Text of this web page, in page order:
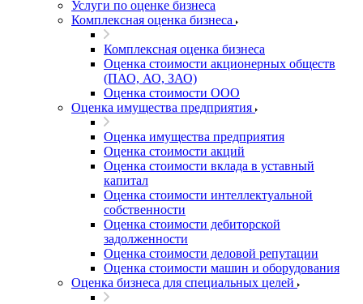
Услуги по оценке бизнеса
Комплексная оценка бизнеса
Комплексная оценка бизнеса
Оценка стоимости акционерных обществ
(ПАО, АО, ЗАО)
Оценка стоимости ООО
Оценка имущества предприятия
Оценка имущества предприятия
Оценка стоимости акций
Оценка стоимости вклада в уставный
капитал
Оценка стоимости интеллектуальной
собственности
Оценка стоимости дебиторской
задолженности
Оценка стоимости деловой репутации
Оценка стоимости машин и оборудования
Оценка бизнеса для специальных целей
Анжеро-Судженск
Архангельск